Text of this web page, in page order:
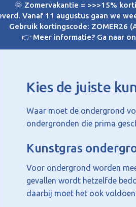
🌞 Zomervakantie = >>>15%
Vanaf 11 augustus gaan we
Gebruik kortingscode: ZOMER26
👉 Meer informatie? Ga naar
Kies de juiste
Waar moet de ondergrond
ondergronden die prima
Kunstgras
Voor ondergrond worden
gevallen wordt hetzelfde
daarbij moet het ook